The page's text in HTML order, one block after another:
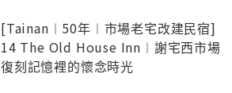
[Tainan︱50年︱市場老宅改建民宿]
14 The Old House Inn︱謝宅西市場
復刻記憶裡的懷念時光